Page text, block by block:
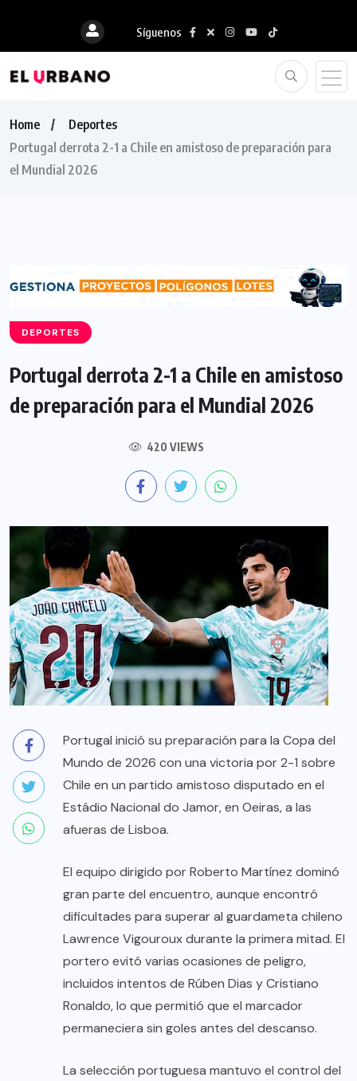
Síguenos
Home
Deportes
Portugal derrota 2-1 a Chile en amistoso de preparación para
el Mundial 2026
DEPORTES
Portugal derrota 2-1 a Chile en amistoso
de preparación para el Mundial 2026
420 VIEWS
Portugal inició su preparación para la Copa del
Mundo de 2026 con una victoria por 2-1 sobre
Chile en un partido amistoso disputado en el
Estádio Nacional do Jamor, en Oeiras, a las
afueras de Lisboa.
El equipo dirigido por Roberto Martínez dominó
gran parte del encuentro, aunque encontró
dificultades para superar al guardameta chileno
Lawrence Vigouroux durante la primera mitad. El
portero evitó varias ocasiones de peligro,
incluidos intentos de Rúben Dias y Cristiano
Ronaldo, lo que permitió que el marcador
permaneciera sin goles antes del descanso.
La selección portuguesa mantuvo el control del